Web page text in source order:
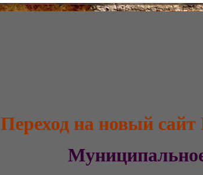
Переход на новый сайт